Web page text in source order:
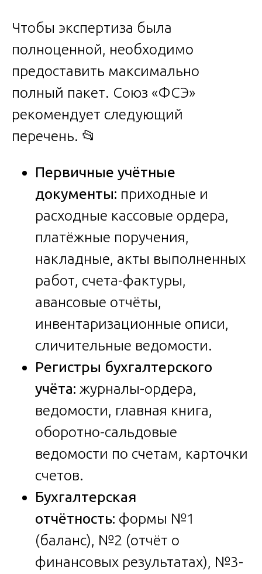
Чтобы экспертиза была
полноценной, необходимо
предоставить максимально
полный пакет. Союз «ФСЭ»
рекомендует следующий
перечень. 📂
Первичные учётные
документы: приходные и
расходные кассовые ордера,
платёжные поручения,
накладные, акты выполненных
работ, счета-фактуры,
авансовые отчёты,
инвентаризационные описи,
сличительные ведомости.
Регистры бухгалтерского
учёта: журналы-ордера,
ведомости, главная книга,
оборотно-сальдовые
ведомости по счетам, карточки
счетов.
Бухгалтерская
отчётность: формы №1
(баланс), №2 (отчёт о
финансовых результатах), №3-